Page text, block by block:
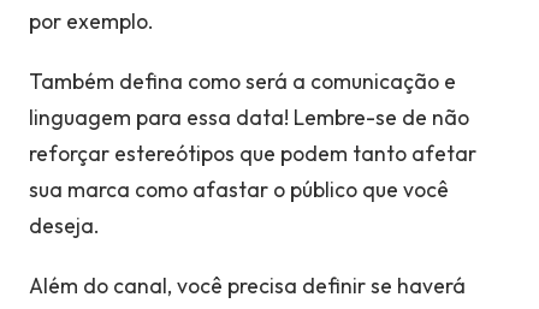
por exemplo.
Também defina como será a comunicação e
linguagem para essa data! Lembre-se de não
reforçar estereótipos que podem tanto afetar
sua marca como afastar o público que você
deseja.
Além do canal, você precisa definir se haverá